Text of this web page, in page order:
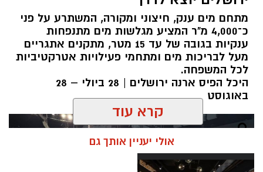
מתחם מים ענק, חיצוני ומקורה, המשתרע על פני
כ־4,000 מ"ר המציע מגלשות מים מתנפחות
ענקיות בגובה של עד 15 מטר, מתקנים אתגריים
מעל לבריכות מים ומתחמי פעילויות אטרקטיביות
לכל המשפחה.
היכל הפיס ארנה ירושלים | 28 ביולי – 28
באוגוסט
קרא עוד
אולי יעניין אותך גם